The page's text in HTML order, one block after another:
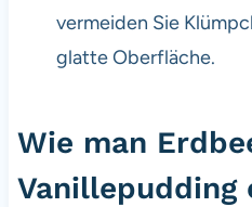
vermeiden Sie
glatte Oberfläche.
Wie man
Vanillepudding